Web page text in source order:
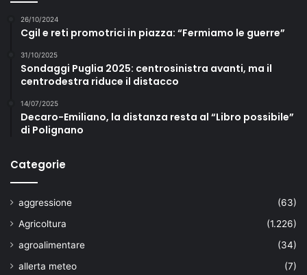
26/10/2024
Cgil e reti promotrici in piazza: “Fermiamo le guerre”
31/10/2025
Sondaggi Puglia 2025: centrosinistra avanti, ma il
centrodestra riduce il distacco
14/07/2025
Decaro-Emiliano, la distanza resta al “Libro possibile”
di Polignano
Categorie
aggressione
(63)
Agricoltura
(1.226)
agroalimentare
(34)
allerta meteo
(7)